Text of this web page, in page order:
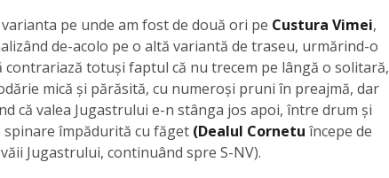
pe unde am fost de două ori pe Custura Vimei,
de-acolo pe o altă variantă de traseu, urmărind-o
contrariază totuși faptul că nu trecem pe lângă o solitară,
mică și părăsită, cu numeroși pruni în preajmă, dar
că valea Jugastrului e-n stânga jos apoi, între drum și
împădurită cu făget (Dealul Cornetu începe de
Jugastrului, continuând spre S-NV).